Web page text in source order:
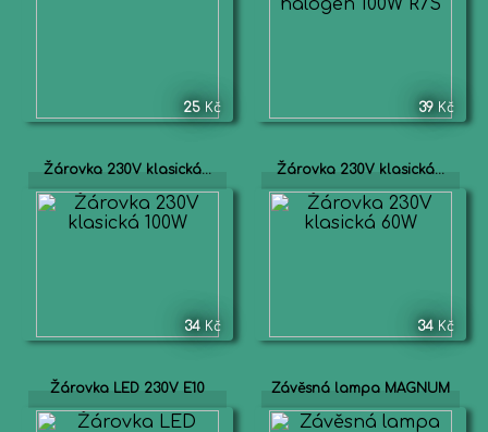
25 Kč 39 Kč
Žárovka 230V klasická...
34 Kč
Žárovka 230V klasická...
34 Kč
Žárovka LED 230V E10 Závěsná lampa MAGNUM